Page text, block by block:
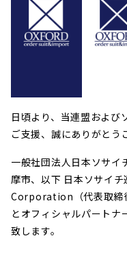
日頃より、当連盟および
ご支援、誠にありがとう
一般社団法人日本ソサイ
摩市、以下 日本ソサイ
Corporation（代表取締
とオフィシャルパートナ
致します。